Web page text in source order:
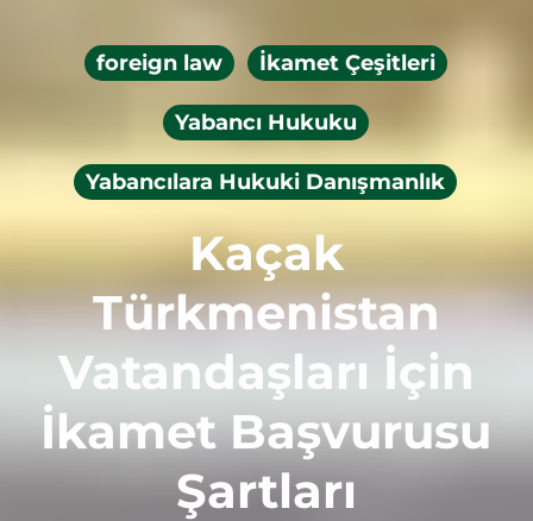
foreign law İkamet Çeşitleri
Yabancı Hukuku
Yabancılara Hukuki Danışmanlık
Kaçak
Türkmenistan
Vatandaşları İçin
İkamet Başvurusu
Şartları